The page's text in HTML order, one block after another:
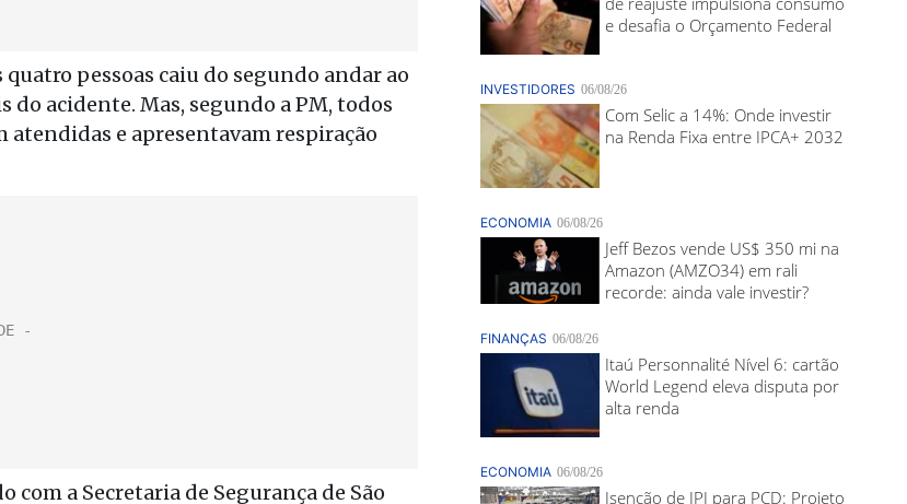
pessoas caiu do segundo andar ao
do acidente. Mas, segundo a PM, todos
e apresentavam respiração
a Secretaria de Segurança de São